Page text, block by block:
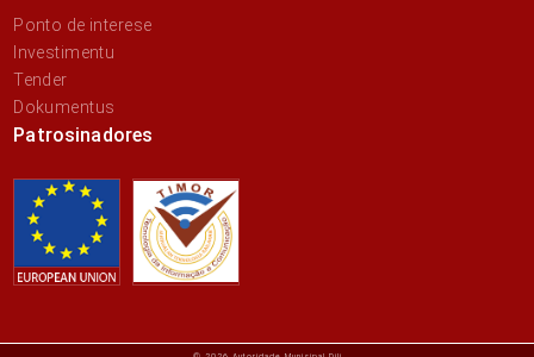
Ponto de interese
Investimentu
Tender
Dokumentus
Patrosinadores